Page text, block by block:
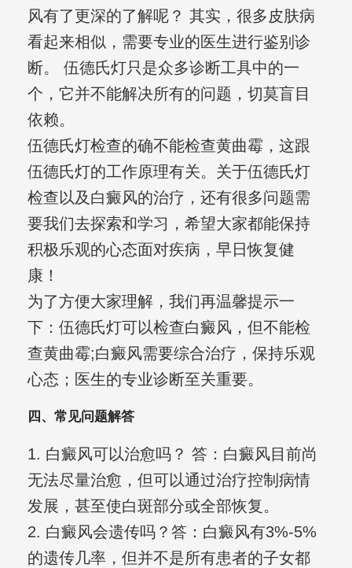
风有了更深的了解呢？ 其实，很多皮肤病
看起来相似，需要专业的医生进行鉴别诊
断。 伍德氏灯只是众多诊断工具中的一
个，它并不能解决所有的问题，切莫盲目
依赖。
伍德氏灯检查的确不能检查黄曲霉，这跟
伍德氏灯的工作原理有关。关于伍德氏灯
检查以及白癜风的治疗，还有很多问题需
要我们去探索和学习，希望大家都能保持
积极乐观的心态面对疾病，早日恢复健
康！
为了方便大家理解，我们再温馨提示一
下：伍德氏灯可以检查白癜风，但不能检
查黄曲霉;白癜风需要综合治疗，保持乐观
心态；医生的专业诊断至关重要。
四、常见问题解答
1. 白癜风可以治愈吗？ 答：白癜风目前尚
无法尽量治愈，但可以通过治疗控制病情
发展，甚至使白斑部分或全部恢复。
2. 白癜风会遗传吗？答：白癜风有3%-5%
的遗传几率，但并不是所有患者的子女都